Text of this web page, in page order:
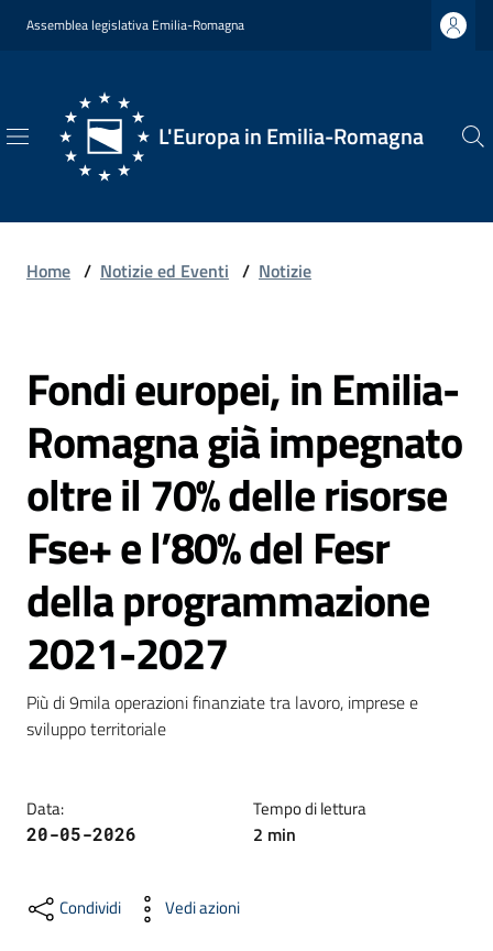
Vai al contenuto
Vai alla navigazione
Vai al footer
Assemblea legislativa Emilia-Romagna
L'Europa in Emilia-Romagna
L'Europa
Romagna
Chi
Siamo
Opportunità
Notizie
ed
eventi
Partecipazione
Approfondimenti
Home / Notizie ed Eventi / Notizie
Salta al contenuto
Fondi europei, in Emilia-
Romagna già impegnato
oltre il 70% delle risorse
Fse+ e l’80% del Fesr
della programmazione
2021-2027
Più di 9mila operazioni finanziate tra lavoro, imprese e
sviluppo territoriale
Data:
20-05-2026
Tempo di lettura
2 min
Condividi Vedi azioni